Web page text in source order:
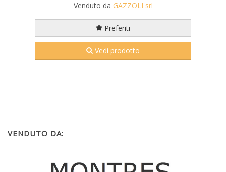
Venduto da GAZZOLI srl
Preferiti
Vedi prodotto
VENDUTO DA: